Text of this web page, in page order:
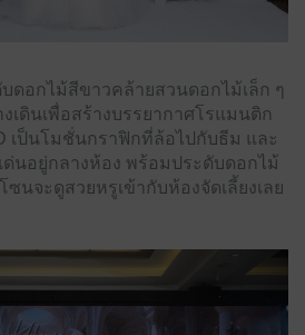
อกไม้สีขาวคล้ายสวนดอกไม้เล็ก ๆ
เดินเพื่อสร้างบรรยากาศโรแมนติก
เป็นโมชั่นกราฟิกที่ล้อไปกับธีม และ
ด่นอยู่กลางห้อง พร้อมประดับดอกไม้
นจะดูสวยหรูเข้ากับห้องจัดเลี้ยงเลย